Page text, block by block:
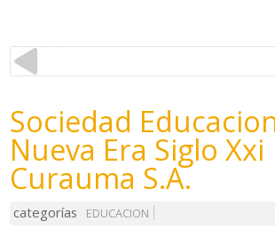
Sociedad
Nueva Era Siglo Xxi
Curauma S.A.
categorías
EDUCACION